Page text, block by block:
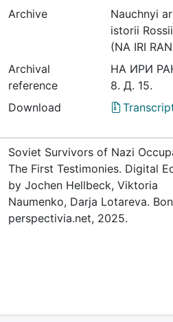
Archive
Nauchnyi
istorii
(NA IRI
Archival
reference
НА ИРИ
8. Д. 15.
Download
Soviet Survivors of Nazi
The First Testimonies. Digital
by Jochen Hellbeck, Viktoria
Naumenko, Darja Lotareva.
perspectivia.net, 2025.